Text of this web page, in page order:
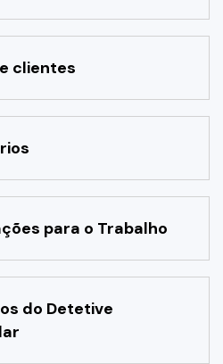
clientes
para o Trabalho
do Detetive